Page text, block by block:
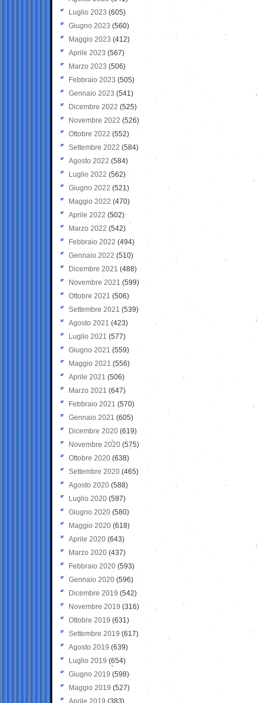
Luglio 2023 (605)
Giugno 2023 (560)
Maggio 2023 (412)
Aprile 2023 (567)
Marzo 2023 (506)
Febbraio 2023 (505)
Gennaio 2023 (541)
Dicembre 2022 (525)
Novembre 2022 (526)
Ottobre 2022 (552)
Settembre 2022 (584)
Agosto 2022 (584)
Luglio 2022 (562)
Giugno 2022 (521)
Maggio 2022 (470)
Aprile 2022 (502)
Marzo 2022 (542)
Febbraio 2022 (494)
Gennaio 2022 (510)
Dicembre 2021 (488)
Novembre 2021 (599)
Ottobre 2021 (506)
Settembre 2021 (539)
Agosto 2021 (423)
Luglio 2021 (577)
Giugno 2021(559)
Maggio 2021 (556)
Aprile 2021 (506)
Marzo 2021 (647)
Febbraio 2021 (570)
Gennaio 2021 (605)
Dicembre 2020 (619)
Novembre 2020 (575)
Ottobre 2020 (638)
Settembre 2020(465)
Agosto 2020 (588)
Luglio 2020 (597)
Giugno 2020 (580)
Maggio 2020 (618)
Aprile 2020 (643)
Marzo 2020 (437)
Febbraio 2020 (593)
Gennaio 2020 (596)
Dicembre 2019 (542)
Novembre 2019 (316)
Ottobre 2019 (631)
Settembre 2019 (617)
Agosto 2019 (639)
Luglio 2019 (654)
Giugno 2019 (598)
Maggio 2019 (527)
Aprile 2019 (383)